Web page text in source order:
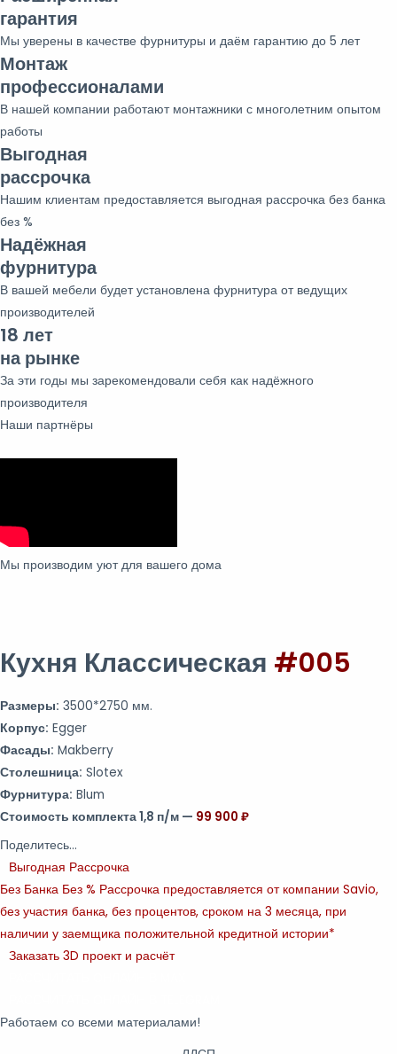
гарантия
Мы уверены в качестве фурнитуры и даём гарантию до 5 лет
Монтаж
профессионалами
В нашей компании работают монтажники с многолетним опытом
работы
Выгодная
рассрочка
Нашим клиентам предоставляется выгодная рассрочка без банка
без %
Надёжная
фурнитура
В вашей мебели будет установлена фурнитура от ведущих
производителей
18 лет
на рынке
За эти годы мы зарекомендовали себя как надёжного
производителя
Наши партнёры
Мы производим уют для вашего дома
Кухня Классическая #005
Размеры: 3500*2750 мм.
Корпус: Egger
Фасады: Makberry
Столешница: Slotex
Фурнитура: Blum
Стоимость комплекта 1,8 п/м — 99 900 ₽
Поделитесь...
Выгодная Рассрочка
Без Банка Без % Рассрочка предоставляется от компании Savio,
без участия банка, без процентов, сроком на 3 месяца, при
наличии у заемщика положительной кредитной истории*
Заказать 3D проект и расчёт
Работаем со всеми материалами!